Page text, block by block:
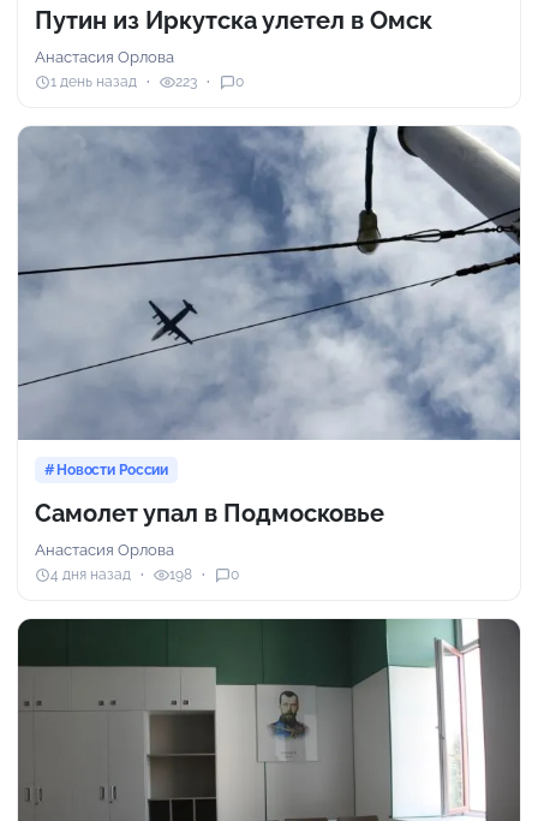
Путин из Иркутска улетел в Омск
Анастасия Орлова
1 день назад 223 0
Новости России
Самолет упал в Подмосковье
Анастасия Орлова
4 дня назад 198 0